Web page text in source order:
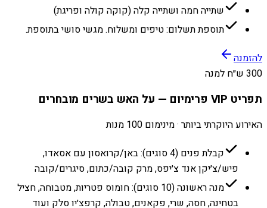
שתייה חמה ושתייה קלה (קוקה קולה ופריגת)
תוספת תשלום: טיפים ומשלוח. מגשי סושי בתוספת.
להזמנה
300 ש״ח למנה
תפריט VIP פרימיום — על האש בשרים מובחרים
האירוע היוקרתי ביותר · מינימום 100 מנות
קבלת פנים (4 סוגים): באן/קרואסון עם אסאדו,
פיש/צ׳יקן אנד צ׳יפס, מרק קובה/כתום, סיגרים/קובה
מנה ראשונה (10 סוגים): חומוס פטריות, מטבוחה, חציל
בטחינה, חסה, שרי, פקאנים, טבולה, קרפצ׳יו סלק ועוד